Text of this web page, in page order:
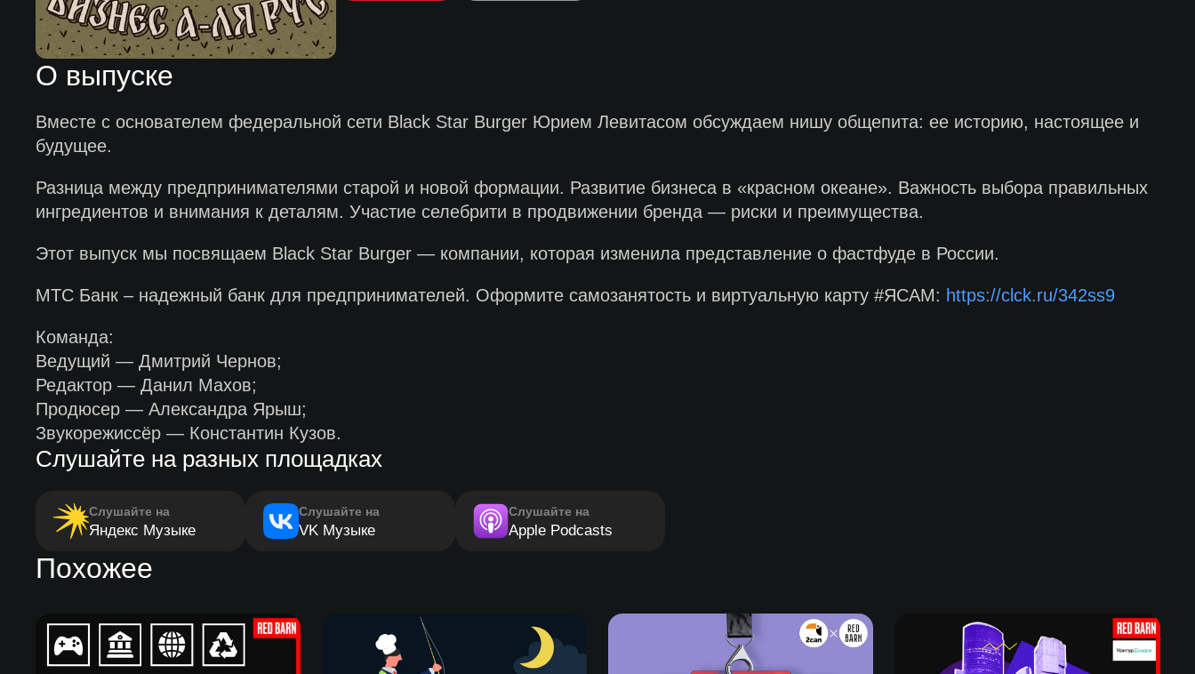
О выпуске
Вместе с основателем федеральной сети Black Star Burger Юрием Левитасом обсуждаем нишу общепита: ее историю, настоящее и
будущее.
Разница между предпринимателями старой и новой формации. Развитие бизнеса в «красном океане». Важность выбора правильных
ингредиентов и внимания к деталям. Участие селебрити в продвижении бренда — риски и преимущества.
Этот выпуск мы посвящаем Black Star Burger — компании, которая изменила представление о фастфуде в России.
МТС Банк – надежный банк для предпринимателей. Оформите самозанятость и виртуальную карту #ЯСАМ: https://clck.ru/342ss9
Команда:
Ведущий — Дмитрий Чернов;
Редактор — Данил Махов;
Продюсер — Александра Ярыш;
Звукорежиссёр — Константин Кузов.
Слушайте на разных площадках
Слушайте на
Яндекс Музыке
Слушайте на
VK Музыке
Слушайте на
Apple Podcasts
Похожее